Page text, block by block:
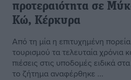
προτεραιότητα σε
Κώ, Κέρκυρα
Από τη μία η επιτυχημένη
τουρισμού τα τελευταία χρόνια
πιέσεις στις υποδομές ειδικά
το ζήτημα αναφέρθηκε ...